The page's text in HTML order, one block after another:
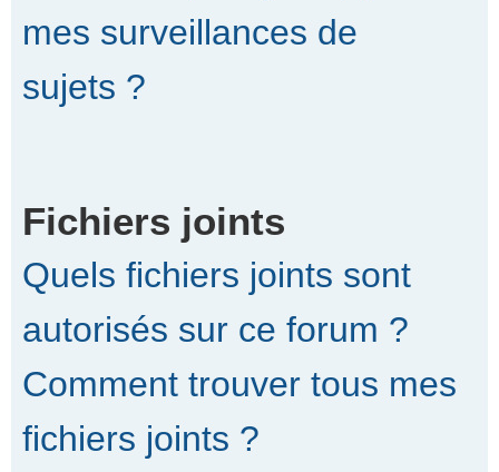
mes surveillances de
sujets ?
Fichiers joints
Quels fichiers joints sont
autorisés sur ce forum ?
Comment trouver tous mes
fichiers joints ?